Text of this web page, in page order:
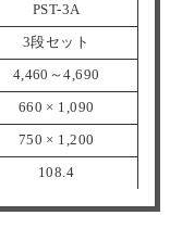
PST-3A
3段セット
4,460～4,690
660 × 1,090
750 × 1,200
108.4